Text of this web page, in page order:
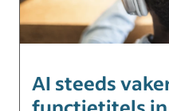
AI steeds